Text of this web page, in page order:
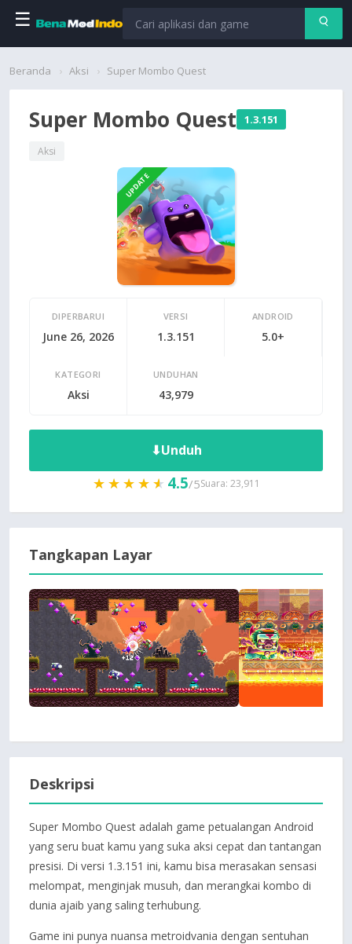
☰
Beranda
Beranda Aksi Super Mombo Quest
Super Mombo Quest 1.3.151
Aksi
UPDATE
DIPERBARUI
June 26, 2026
VERSI
1.3.151
ANDROID
5.0+
KATEGORI
Aksi
UNDUHAN
43,979
⬇Unduh
★★★★★
★★★★★ 4.5/5Suara: 23,911
Tangkapan Layar
Deskripsi
Super Mombo Quest adalah game petualangan Android
yang seru buat kamu yang suka aksi cepat dan tantangan
presisi. Di versi 1.3.151 ini, kamu bisa merasakan sensasi
melompat, menginjak musuh, dan merangkai kombo di
dunia ajaib yang saling terhubung.
Game ini punya nuansa metroidvania dengan sentuhan